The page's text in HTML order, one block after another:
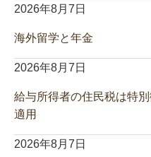
2026年8月7日
海外留学と年金
2026年8月7日
給与所得者の住民税は特
適用
2026年8月7日